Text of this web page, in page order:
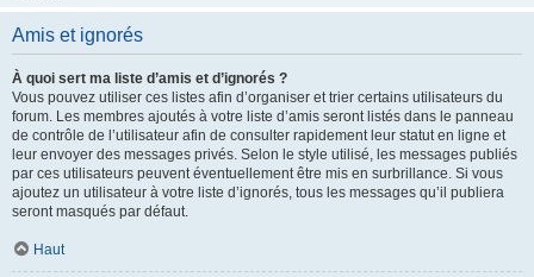
Amis et ignorés
À quoi sert ma liste d’amis et d’ignorés ?
Vous pouvez utiliser ces listes afin d’organiser et trier certains utilisateurs du
forum. Les membres ajoutés à votre liste d’amis seront listés dans le panneau
de contrôle de l’utilisateur afin de consulter rapidement leur statut en ligne et
leur envoyer des messages privés. Selon le style utilisé, les messages publiés
par ces utilisateurs peuvent éventuellement être mis en surbrillance. Si vous
ajoutez un utilisateur à votre liste d’ignorés, tous les messages qu’il publiera
seront masqués par défaut.
Haut